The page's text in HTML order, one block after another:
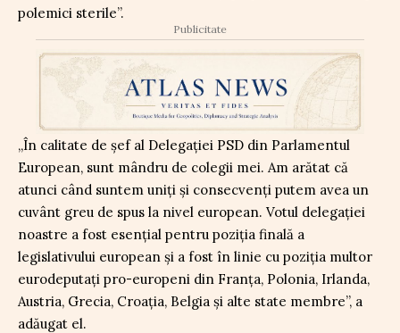
polemici sterile”.
Publicitate
„În calitate de șef al Delegației PSD din Parlamentul
European, sunt mândru de colegii mei. Am arătat că
atunci când suntem uniți și consecvenți putem avea un
cuvânt greu de spus la nivel european. Votul delegației
noastre a fost esențial pentru poziția finală a
legislativului european și a fost în linie cu poziția multor
eurodeputați pro-europeni din Franța, Polonia, Irlanda,
Austria, Grecia, Croația, Belgia și alte state membre”, a
adăugat el.